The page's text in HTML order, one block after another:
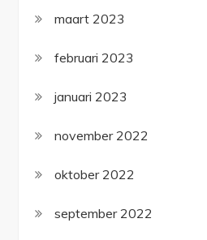
maart 2023
februari 2023
januari 2023
november 2022
oktober 2022
september 2022